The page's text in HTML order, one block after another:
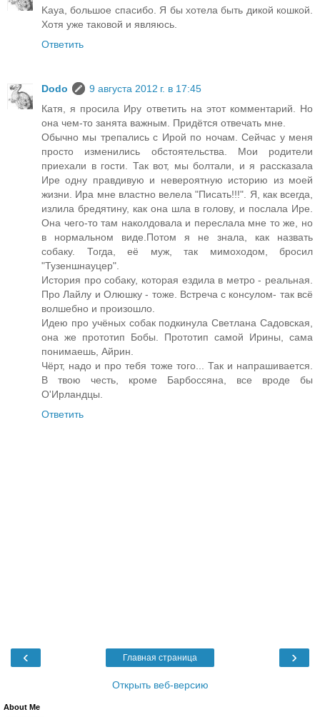
Kaya, большое спасибо. Я бы хотела быть дикой кошкой.
Хотя уже таковой и являюсь.
Ответить
Dodo
9 августа 2012 г. в 17:45
Катя, я просила Иру ответить на этот комментарий. Но
она чем-то занята важным. Придётся отвечать мне.
Обычно мы трепались с Ирой по ночам. Сейчас у меня
просто изменились обстоятельства. Мои родители
приехали в гости. Так вот, мы болтали, и я рассказала
Ире одну правдивую и невероятную историю из моей
жизни. Ира мне властно велела "Писать!!!". Я, как всегда,
излила бредятину, как она шла в голову, и послала Ире.
Она чего-то там наколдовала и переслала мне то же, но
в нормальном виде.Потом я не знала, как назвать
собаку. Тогда, её муж, так мимоходом, бросил
"Тузеншнауцер".
История про собаку, которая ездила в метро - реальная.
Про Лайлу и Олюшку - тоже. Встреча с консулом- так всё
волшебно и произошло.
Идею про учёных собак подкинула Светлана Садовская,
она же прототип Бобы. Прототип самой Ирины, сама
понимаешь, Айрин.
Чёрт, надо и про тебя тоже того... Так и напрашивается.
В твою честь, кроме Барбоссяна, все вроде бы
О'Ирландцы.
Ответить
‹ ›
Главная страница
Открыть веб-версию
About Me